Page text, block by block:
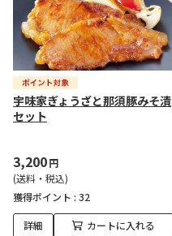
宇味家ぎょうざと那須豚みそ漬
セット
3,200円
(送料・税込)
獲得ポイント : 32
詳細 カートに入れる